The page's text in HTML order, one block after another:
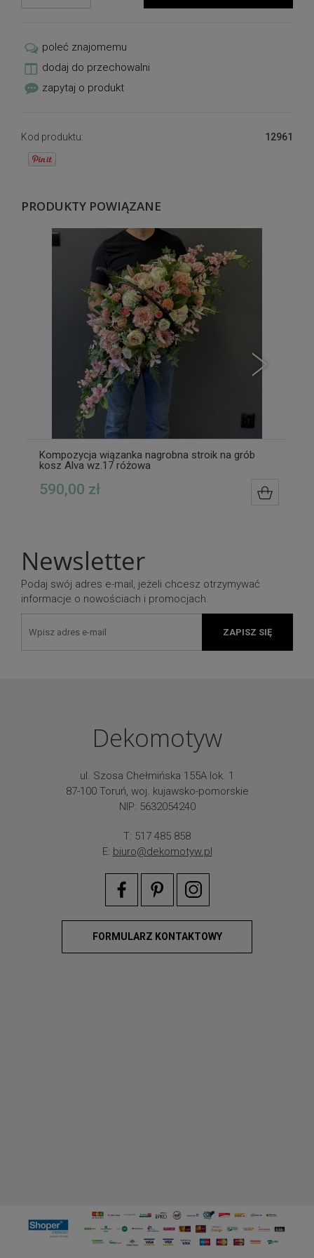
poleć znajomemu
dodaj do przechowalni
zapytaj o produkt
Kod produktu: 12961
PRODUKTY POWIĄZANE
Kompozycja wiązanka nagrobna stroik na grób
kosz Alva wz.17 różowa
590,00 zł
Newsletter
Podaj swój adres e-mail, jeżeli chcesz otrzymywać
informacje o nowościach i promocjach.
ZAPISZ SIĘ
Dekomotyw
ul. Szosa Chełmińska 155A lok. 1
87-100 Toruń, woj. kujawsko-pomorskie
NIP: 5632054240
T: 517 485 858
E: biuro@dekomotyw.pl
FORMULARZ KONTAKTOWY